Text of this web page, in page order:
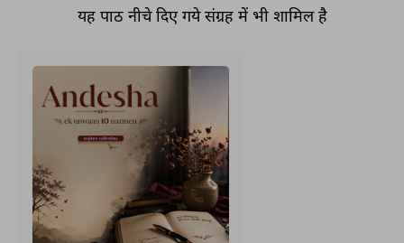
यह पाठ नीचे दिए गये संग्रह में भी शामिल है